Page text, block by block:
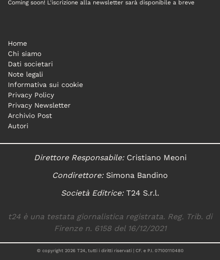
Coming soon! L'iscrizione alla newsletter sarà disponibile a breve
Home
Chi siamo
Dati societari
Note legali
Informativa sui cookie
Privacy Policy
Privacy Newsletter
Archivio Post
Autori
Direttore Responsabile:Cristiano Meoni
Condirettore:Simona Bandino
Società Editrice:T24 S.r.l.
t24 è una testata giornalistica registrata. Reg. Trib. di
Firenze n. 6158 del 16/12/2021
© copyright 2026 T24, tutti i diritti riservati | CF. e P.I. 07100110480